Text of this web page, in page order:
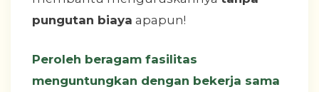
pungutan biaya apapun!
Peroleh beragam fasilitas
menguntungkan dengan bekerja sama